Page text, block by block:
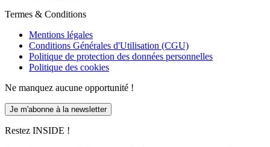
Termes & Conditions
Mentions légales
Conditions Générales d'Utilisation (CGU)
Politique de protection des données personnelles
Politique des cookies
Ne manquez aucune opportunité !
Je m'abonne à la newsletter
Restez INSIDE !